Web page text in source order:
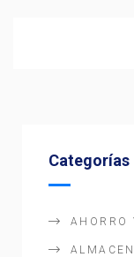
Categorías
AHORRO